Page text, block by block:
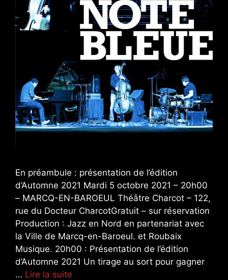
En préambule : présentation de l’édition
d’Automne 2021 Mardi 5 octobre 2021 – 20h00
– MARCQ-EN-BAROEUL Théâtre Charcot – 122,
rue du Docteur CharcotGratuit – sur réservation
Production : Jazz en Nord en partenariat avec
la Ville de Marcq-en-Baroeul. et Roubaix
Musique. 20h00 : Présentation de l’édition
d’Automne 2021 Un tirage au sort pour gagner
… Lire la suite